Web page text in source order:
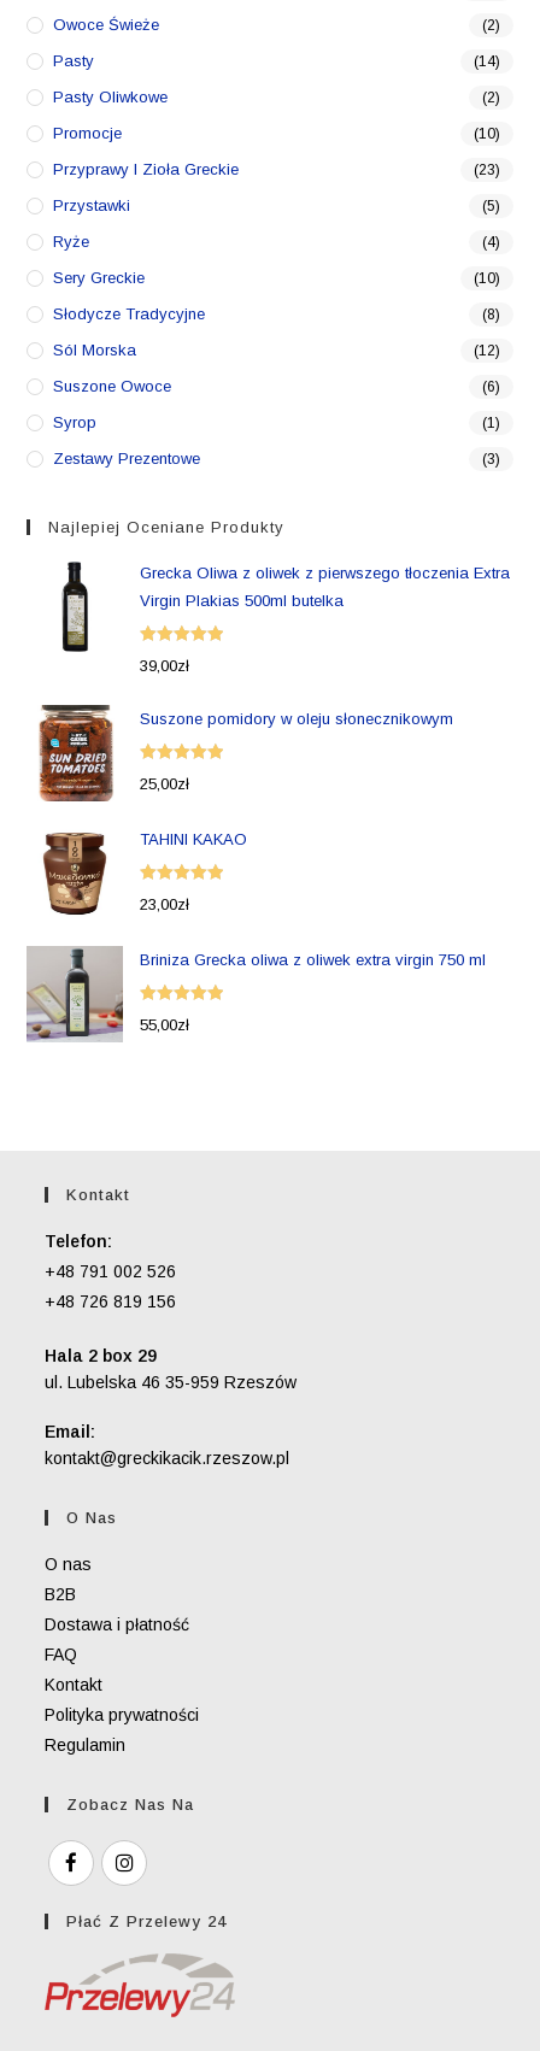
Owoce Świeże (2)
Pasty (14)
Pasty Oliwkowe (2)
Promocje (10)
Przyprawy I Zioła Greckie (23)
Przystawki (5)
Ryże (4)
Sery Greckie (10)
Słodycze Tradycyjne (8)
Sól Morska (12)
Suszone Owoce (6)
Syrop (1)
Zestawy Prezentowe (3)
Najlepiej Oceniane Produkty
Grecka Oliwa z oliwek z pierwszego tłoczenia Extra
Virgin Plakias 500ml butelka
Oceniono
39,00zł
Suszone pomidory w oleju słonecznikowym
Oceniono
25,00zł
TAHINI KAKAO
Oceniono
23,00zł
Briniza Grecka oliwa z oliwek extra virgin 750 ml
Oceniono
55,00zł
Kontakt
Telefon:
+48 791 002 526
+48 726 819 156
Hala 2 box 29
ul. Lubelska 46 35-959 Rzeszów
Email:
kontakt@greckikacik.rzeszow.pl
O Nas
O nas
B2B
Dostawa i płatność
FAQ
Kontakt
Polityka prywatności
Regulamin
Zobacz Nas Na
Płać Z Przelewy 24